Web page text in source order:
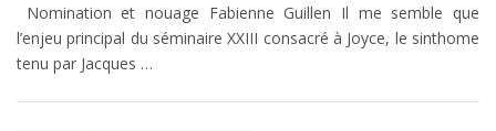
Nomination et nouage Fabienne Guillen Il me semble que
l’enjeu principal du séminaire XXIII consacré à Joyce, le sinthome
tenu par Jacques …